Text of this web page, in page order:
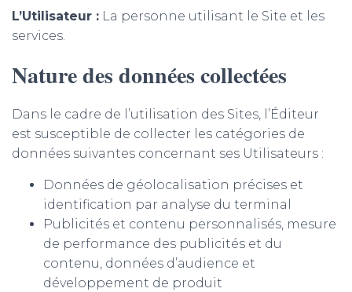
L’Utilisateur : La personne utilisant le Site et les
services.
Nature des données collectées
Dans le cadre de l’utilisation des Sites, l’Éditeur
est susceptible de collecter les catégories de
données suivantes concernant ses Utilisateurs :
Données de géolocalisation précises et
identification par analyse du terminal
Publicités et contenu personnalisés, mesure
de performance des publicités et du
contenu, données d’audience et
développement de produit